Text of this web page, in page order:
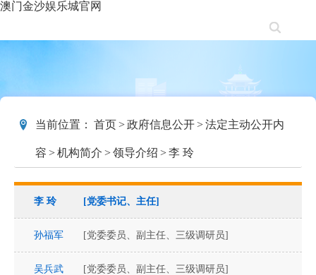
澳门金沙娱乐城官网
当前位置： 首页>政府信息公开>法定主动公开内
容 >机构简介 >领导介绍 >李 玲
李 玲 [党委书记、主任]
孙福军 [党委委员、副主任、三级调研员]
吴兵武 [党委委员、副主任、三级调研员]